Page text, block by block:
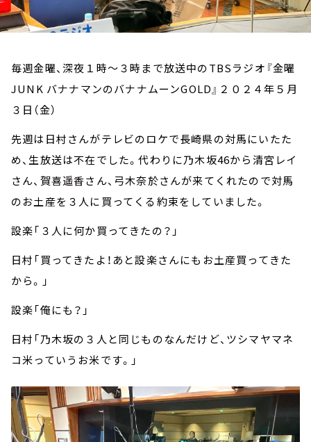
毎週金曜、深夜１時～３時まで放送中のTBSラジオ『金曜
JUNK バナナマンのバナナムーンGOLD』２０２４年５月
３日（金）
先週は日村さんがテレビのロケで長崎県の対馬にいたた
め、生放送は不在でした。代わりに乃木坂46から清宮レイ
さん、賀喜遥香さん、弓木奈於さんが来てくれたので対馬
のお土産を３人に買ってくる約束をしていました。
設楽「３人に何か買ってきたの？」
日村「買ってきたよ！あと設楽さんにもお土産買ってきた
から。」
設楽「俺にも？」
日村「乃木坂の３人と同じものなんだけど、ツシマヤマネ
コ米っていうお米です。」